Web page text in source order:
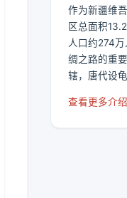
作为新疆维
区总面积
人口约274
绸之路的重
辖，唐代设
查看更多介绍